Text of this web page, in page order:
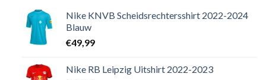
Nike KNVB Scheidsrechtersshirt 2022-2024
Blauw
€49,99
Nike RB Leipzig Uitshirt 2022-2023